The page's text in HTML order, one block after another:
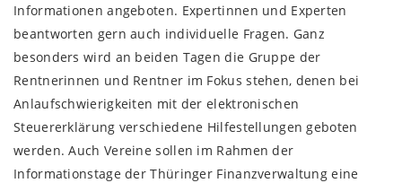
Informationen angeboten. Expertinnen und Experten
beantworten gern auch individuelle Fragen. Ganz
besonders wird an beiden Tagen die Gruppe der
Rentnerinnen und Rentner im Fokus stehen, denen bei
Anlaufschwierigkeiten mit der elektronischen
Steuererklärung verschiedene Hilfestellungen geboten
werden. Auch Vereine sollen im Rahmen der
Informationstage der Thüringer Finanzverwaltung eine